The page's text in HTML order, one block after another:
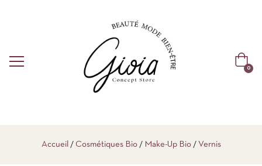
0
Accueil Cosmétiques Bio Make-Up Bio Vernis